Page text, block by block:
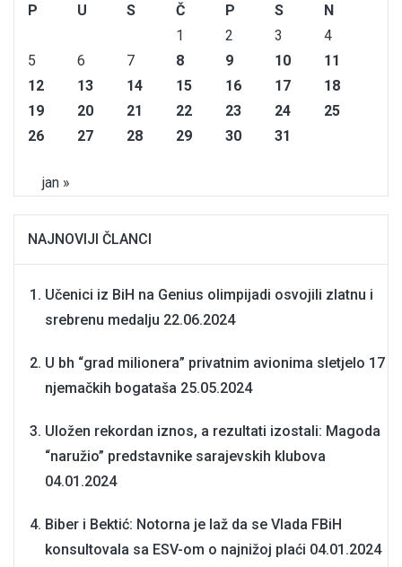
P
U S Č P S
N
1
2 3
4
5
6 7 8 9 10
11
12
13 14 15 16 17
18
19
20 21 22 23 24
25
26
27 28 29 30 31
jan »
NAJNOVIJI ČLANCI
Učenici iz BiH na Genius olimpijadi osvojili zlatnu i
srebrenu medalju 22.06.2024
U bh “grad milionera” privatnim avionima sletjelo 17
njemačkih bogataša 25.05.2024
Uložen rekordan iznos, a rezultati izostali: Magoda
“naružio” predstavnike sarajevskih klubova
04.01.2024
Biber i Bektić: Notorna je laž da se Vlada FBiH
konsultovala sa ESV-om o najnižoj plaći 04.01.2024